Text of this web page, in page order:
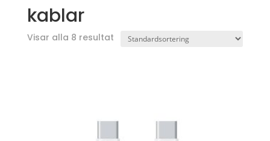
kablar
Visar alla 8 resultat